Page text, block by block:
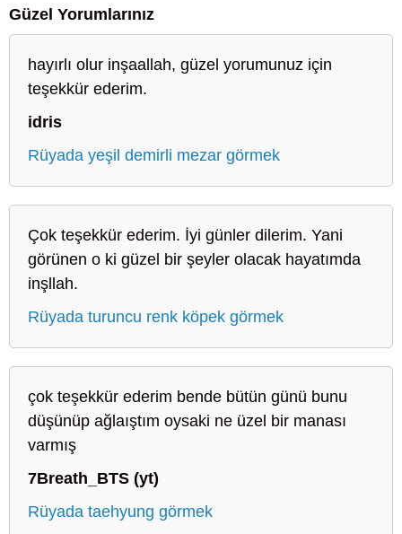
Güzel Yorumlarınız
hayırlı olur inşaallah, güzel yorumunuz için
teşekkür ederim.
idris
Rüyada yeşil demirli mezar görmek
Çok teşekkür ederim. İyi günler dilerim. Yani
görünen o ki güzel bir şeyler olacak hayatımda
inşllah.
Rüyada turuncu renk köpek görmek
çok teşekkür ederim bende bütün günü bunu
düşünüp ağlaıştım oysaki ne üzel bir manası
varmış
7Breath_BTS (yt)
Rüyada taehyung görmek